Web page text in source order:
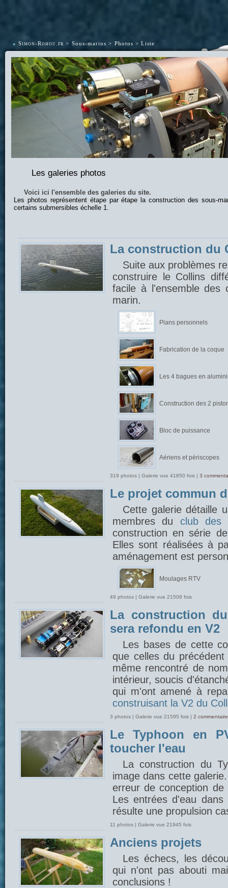
• Simon-Rohou.fr Sous-marins Photos Liste
Les galeries photos
Voici ici l'ensemble des galeries du site.
Les photos représentent étape par étape la construction des sous-
certains submersibles échelle 1.
La construction du
Suite aux problèmes
construire le Collins
facile à l'ensemble des
marin.
Plans personnels
Fabrication de la coque
Les 4 bagues en
Construction des 2
Bloc de puissance
Aériens et périscopes
319 photos | Galerie vue 41850 fois | 3
Le projet commun
Cette galerie détaille
membres du club des
construction en série
Elles sont réalisées à
aménagement est
Moulages RTV
49 photos | Galerie vue 21508 fois
La construction
sera refondu en V2
Les bases de cette
que celles du
même rencontré de
intérieur, soucis
qui m'ont amené à
construisant la V2 du
3 photos | Galerie vue 21595 fois | 2
Le Typhoon en
toucher l'eau
La construction du
image dans cette
erreur de conception
Les entrées d'eau
résulte une propulsion
11 photos | Galerie vue 21945 fois
Anciens projets
Les échecs, les
qui n'ont pas abouti
conclusions !